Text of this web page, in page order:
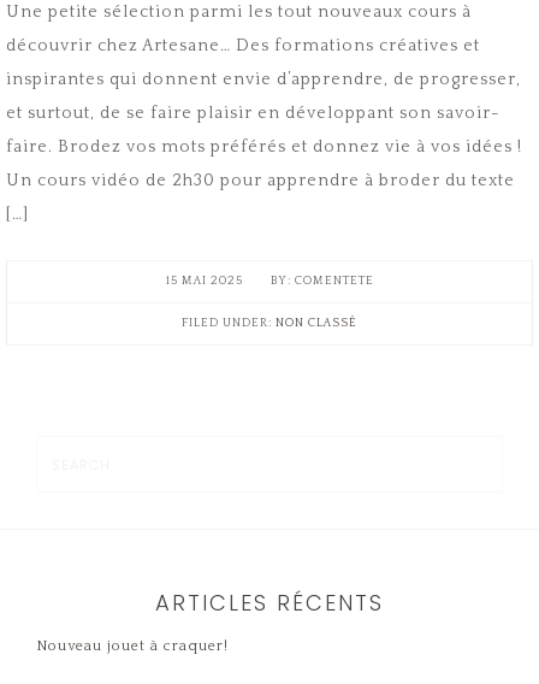
Une petite sélection parmi les tout nouveaux cours à
découvrir chez Artesane… Des formations créatives et
inspirantes qui donnent envie d’apprendre, de progresser,
et surtout, de se faire plaisir en développant son savoir-
faire. Brodez vos mots préférés et donnez vie à vos idées !
Un cours vidéo de 2h30 pour apprendre à broder du texte
[…]
15 MAI 2025 COMENTETE
FILED UNDER: NON CLASSÉ
ARTICLES RÉCENTS
Nouveau jouet à craquer!